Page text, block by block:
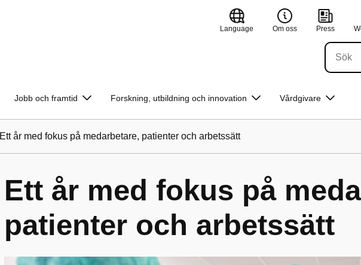
Language Om oss Press
Jobb och framtid Forskning, utbildning och innovation Vårdgivare
Ett år med fokus på medarbetare, patienter och arbetssätt
Ett år med fokus på
patienter och arbetssätt